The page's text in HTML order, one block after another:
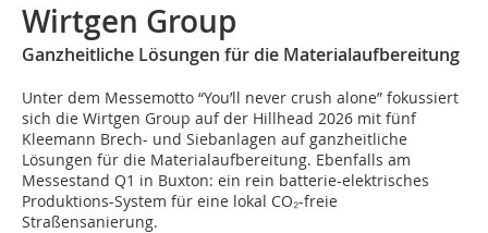
Wirtgen Group
Ganzheitliche Lösungen für die Materialaufbereitung
Unter dem Messemotto “You’ll never crush alone” fokussiert
sich die Wirtgen Group auf der Hillhead 2026 mit fünf
Kleemann Brech- und Siebanlagen auf ganzheitliche
Lösungen für die Materialaufbereitung. Ebenfalls am
Messestand Q1 in Buxton: ein rein batterie-elektrisches
Produktions-System für eine lokal CO₂-freie
Straßensanierung.